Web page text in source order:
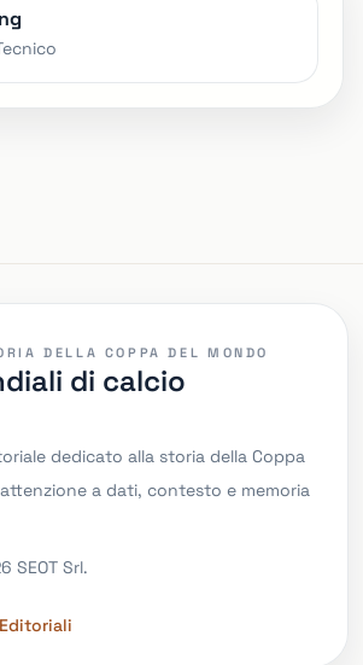
DELLA COPPA DEL MONDO
di calcio
dedicato alla storia della Coppa
a dati, contesto e memoria
SEOT Srl.
Editoriali